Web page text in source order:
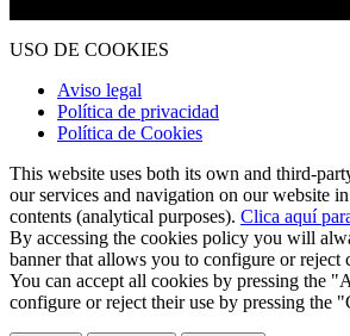
USO DE COOKIES
Aviso legal
Política de privacidad
Política de Cookies
This website uses both its own and third-
our services and navigation on our website
contents (analytical purposes). Clica aquí
By accessing the cookies policy you will
banner that allows you to configure or reject
You can accept all cookies by pressing the
configure or reject their use by pressing the